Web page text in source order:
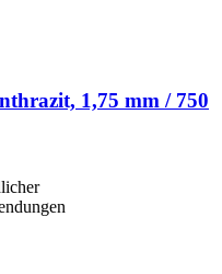
1,75 mm / 750